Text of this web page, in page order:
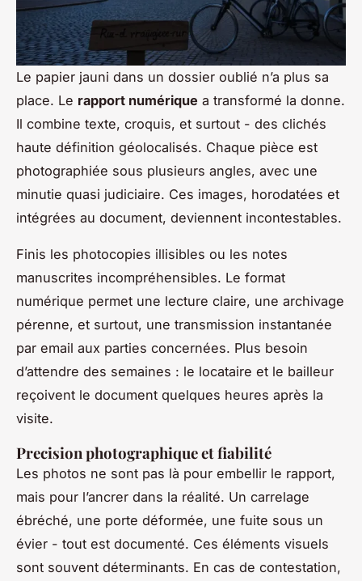
Le papier jauni dans un dossier oublié n’a plus sa
place. Le rapport numérique a transformé la donne.
Il combine texte, croquis, et surtout - des clichés
haute définition géolocalisés. Chaque pièce est
photographiée sous plusieurs angles, avec une
minutie quasi judiciaire. Ces images, horodatées et
intégrées au document, deviennent incontestables.
Finis les photocopies illisibles ou les notes
manuscrites incompréhensibles. Le format
numérique permet une lecture claire, une archivage
pérenne, et surtout, une transmission instantanée
par email aux parties concernées. Plus besoin
d’attendre des semaines : le locataire et le bailleur
reçoivent le document quelques heures après la
visite.
Precision photographique et fiabilité
Les photos ne sont pas là pour embellir le rapport,
mais pour l’ancrer dans la réalité. Un carrelage
ébréché, une porte déformée, une fuite sous un
évier - tout est documenté. Ces éléments visuels
sont souvent déterminants. En cas de contestation,